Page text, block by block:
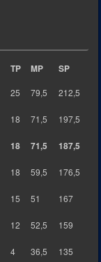
TP MP SP
25 79,5 212,5
18 71,5 197,5
18 71,5 187,5
18 59,5 176,5
15 51 167
12 52,5 159
4 36,5 135